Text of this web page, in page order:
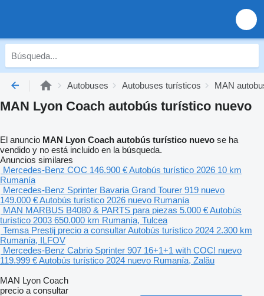
Autobuses Autobuses turísticos MAN
MAN Lyon Coach autobús turístico nuevo
El anuncio MAN Lyon Coach autobús turístico nuevo se ha
vendido y no está incluido en la búsqueda.
Anuncios similares
Mercedes-Benz COC 146.900 €Autobús turístico 2026 10 km
Rumanía
Mercedes-Benz Sprinter Bavaria Grand Tourer 919 nuevo
149.000 €Autobús turístico 2026 nuevo Rumanía
MAN MARBUS B4080 & PARTS para piezas 5.000 €Autobús
turístico 2003 650.000 km Rumanía, Tulcea
Temsa Prestij precio a consultarAutobús turístico 2024 2.300 km
Rumanía, ILFOV
Mercedes-Benz Cabrio Sprinter 907 16+1+1 with COC! nuevo
119.999 €Autobús turístico 2024 nuevo Rumanía, Zalău
MAN Lyon Coach
precio a consultar